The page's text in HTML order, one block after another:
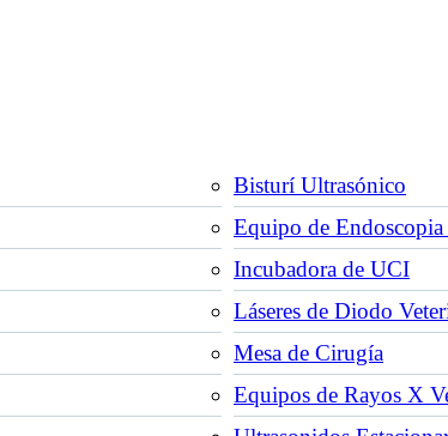
Bisturí Ultrasónico
Equipo de
Incubadora de UCI
Láseres de Diodo
Mesa de Cirugía
Equipos de Rayos X